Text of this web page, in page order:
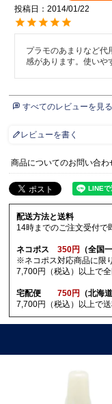
投稿日
2014/01/22
プラモのあまりなど代
感があります。使いや
すべてのレビューを見る
レビューを書く
商品についてのお問い合わ
配送方法と送料
14時までのご注文受付で
ネコポス350円
（全国
※ネコポス対応商品に限
7,700円（税込）以上で
宅配便750円 （北
7,700円（税込）以上で